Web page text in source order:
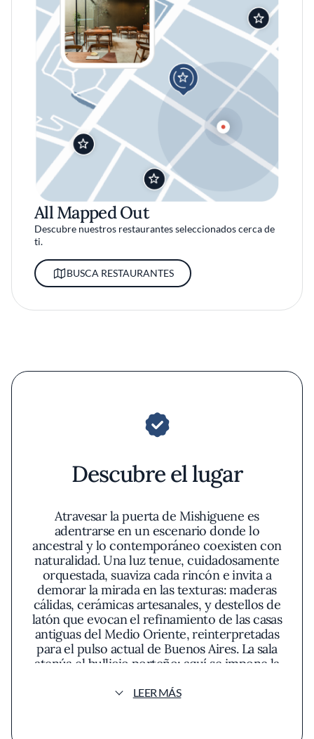
All Mapped Out
Descubre nuestros restaurantes seleccionados cerca de
ti.
BUSCA RESTAURANTES
Descubre el lugar
Atravesar la puerta de Mishiguene es
adentrarse en un escenario donde lo
ancestral y lo contemporáneo coexisten con
naturalidad. Una luz tenue, cuidadosamente
orquestada, suaviza cada rincón e invita a
demorar la mirada en las texturas: maderas
cálidas, cerámicas artesanales, y destellos de
latón que evocan el refinamiento de las casas
antiguas del Medio Oriente, reinterpretadas
para el pulso actual de Buenos Aires. La sala
atenúa el bullicio porteño; aquí se impone la
rito de la mesa.
LEER MÁS